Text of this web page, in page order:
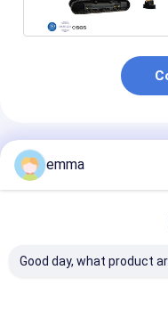
Prodotti
emma
Good day, what product